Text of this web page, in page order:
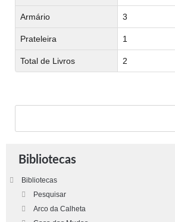
Armário 3
Prateleira 1
Total de Livros 2
Bibliotecas
Bibliotecas
Pesquisar
Arco da Calheta